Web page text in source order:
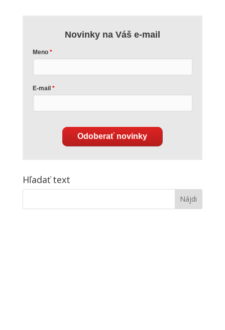
Novinky na Váš e-mail
Meno
E-mail
Odoberať novinky
Hľadať text